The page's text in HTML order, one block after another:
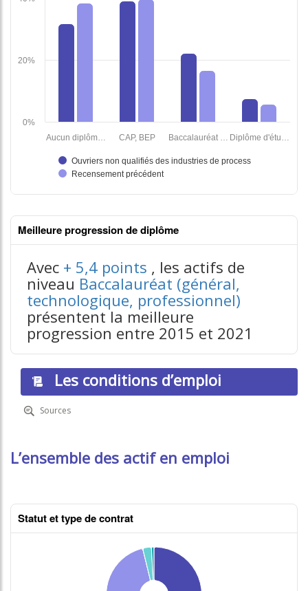
Meilleure progression de diplôme
contenus données json n°2
Avec + 5,4 points , les actifs de
niveau Baccalauréat (général,
technologique, professionnel)
présentent la meilleure
progression entre 2015 et 2021
Les conditions d’emploi
Sources
L’ensemble des actif en emploi
Statut et type de contrat